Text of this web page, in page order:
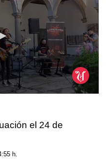
el 24 de
h.